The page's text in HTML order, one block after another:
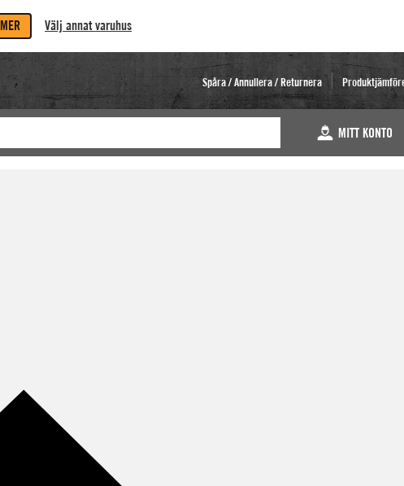
Välj annat varuhus
Spåra / Annullera / Returnera
MITT KONTO